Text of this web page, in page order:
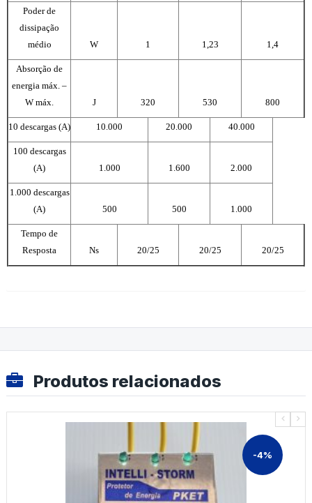
Poder de
dissipação
médio
W 1 1,23 1,4
Absorção de
energia máx. –
W máx.
J 320 530 800
10 descargas (A) 10.000 20.000 40.000
100 descargas
(A)
1.000 1.600 2.000
1.000 descargas
(A)
500 500 1.000
Tempo de
Resposta
Ns 20/25 20/25 20/25
Produtos relacionados
-4%